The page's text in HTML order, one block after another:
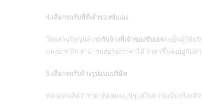
4.เลือกรถรับที่ที่เจ้าของขับเอง
โดยส่วนใหญ่แล้วรถรับจ้างที่เจ้าของขับเองจะเป็นผู้ให้บ
แพงมากนัก สามารถต่อรองราคาได้ ราคาขึ้นลงอยู่กับค่
5.เลือกรถรับจ้างรูปแบบบริษัท
หลายคนคิดว่าราคาต้องแพงแน่ๆแต่ในความเป็นจริงแ